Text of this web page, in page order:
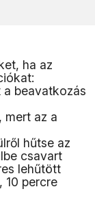
ha az
a beavatkozás
mert az a
hűtse az
csavart
lehűtött
10 percre